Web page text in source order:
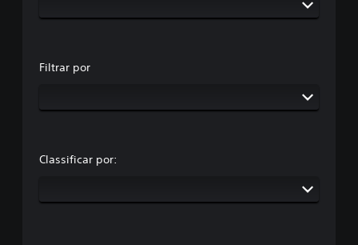
Filtrar por
Classificar por: